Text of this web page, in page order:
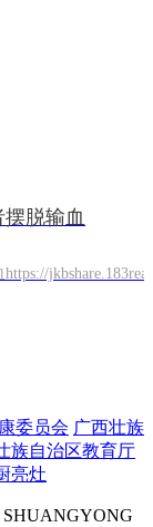
脱输血
委员会 广西壮族
族自治区教育厅
亮灶